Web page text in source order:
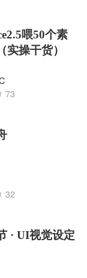
喂50个素
实操干货）
73
32
· UI视觉设定